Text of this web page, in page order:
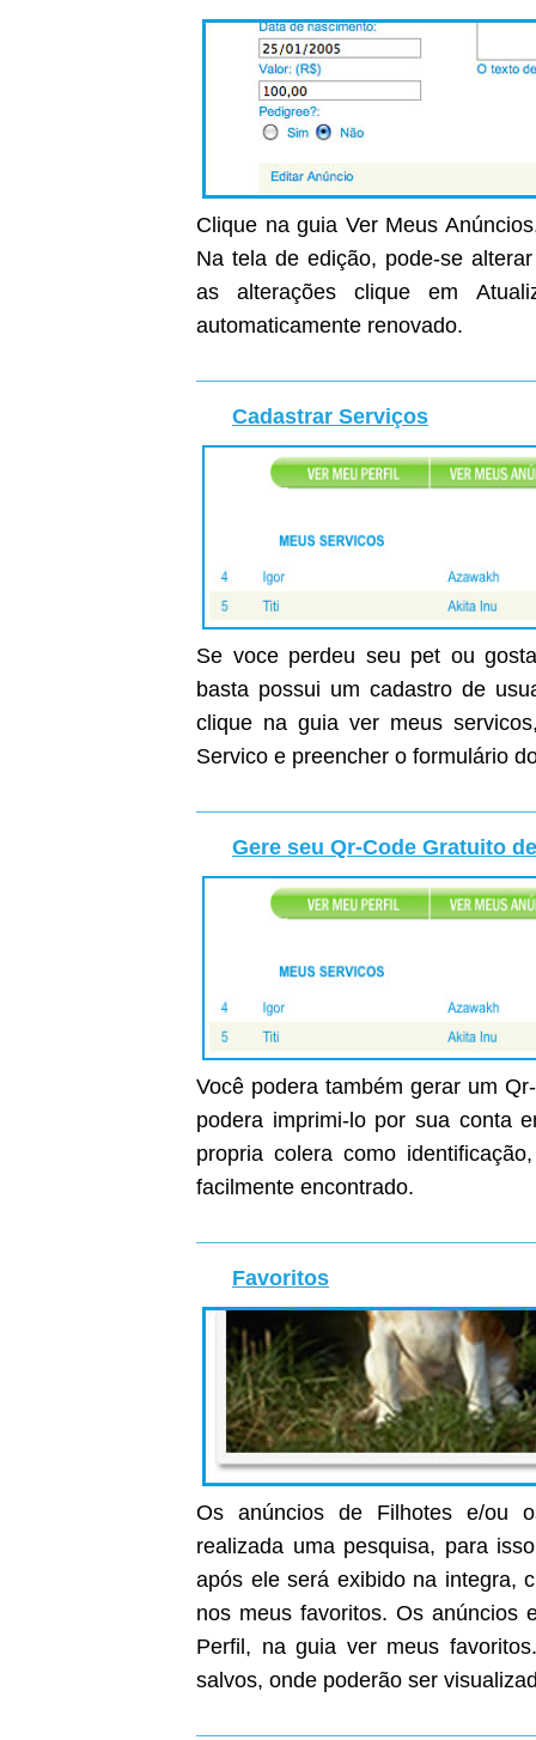
Clique na guia Ver Meus
Na tela de edição, pode-se
as alterações clique em
automaticamente renovado.
Cadastrar Serviços
Se voce perdeu seu pet ou
basta possui um cadastro de
clique na guia ver meus
Servico e preencher o formulário
Gere seu Qr-Code Gratuito
Você podera também gerar um
podera imprimi-lo por sua conta
propria colera como
facilmente encontrado.
Favoritos
Os anúncios de Filhotes e/ou
realizada uma pesquisa, para
após ele será exibido na integra,
nos meus favoritos. Os
Perfil, na guia ver meus
salvos, onde poderão ser